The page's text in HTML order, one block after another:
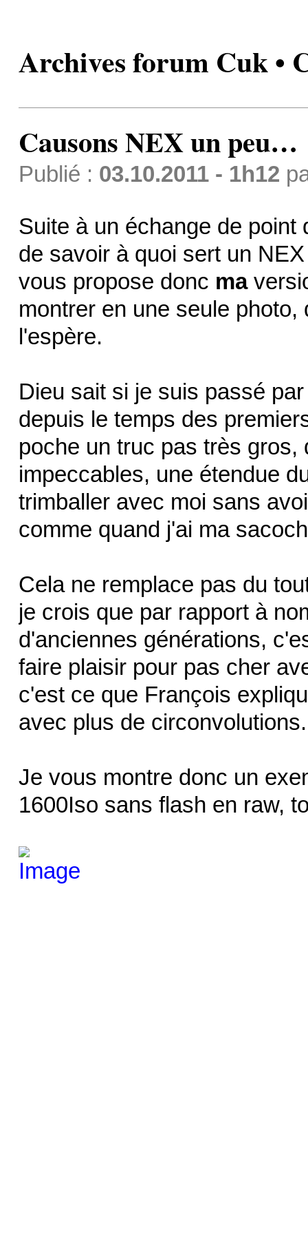
Archives forum Cuk •
Causons NEX un peu…
Publié : 03.10.2011 - 1h12
Suite à un échange de
de savoir à quoi sert un
vous propose donc ma
montrer en une seule
l'espère.
Dieu sait si je suis passé
depuis le temps des
poche un truc pas très
impeccables, une étendue
trimballer avec moi sans
comme quand j'ai ma
Cela ne remplace pas du
je crois que par rapport à
d'anciennes générations,
faire plaisir pour pas cher
c'est ce que François
avec plus de
Je vous montre donc un
1600Iso sans flash en raw,